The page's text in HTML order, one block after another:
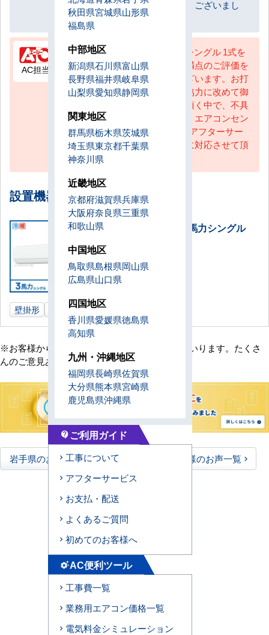
納得しております。ありがとうございまし
た。
AC担当
壁掛形 業務用エアコン 3馬力シングル 1式を
設置いたしました。この度は満点のご評価を
いただき、誠にありがとうございます。お打
合せ段階から、工事当日のご協力に改めて御
礼申し上げます。今後お使い頂く中で、不具
合や疑問等がございましたら、エアコンセン
ターACまでご連絡ください。アフターサー
ビスも万全の体制で迅速丁寧に対応させて頂
いております。
設置機器一覧
壁掛形 業務用エアコン 3馬力シングル
壁掛形 3馬力 岩手県
※お客様からの貴重なご意見は随時更新してまいります。たくさ
んのご意見ありがとうございました。
岩手県のお客様のお声一覧 全国のお客様のお声一覧
秋田県宮城県山形県
福島県
中部地区
新潟県石川県富山県
長野県福井県岐阜県
山梨県愛知県静岡県
関東地区
群馬県栃木県茨城県
埼玉県東京都千葉県
神奈川県
近畿地区
京都府滋賀県兵庫県
大阪府奈良県三重県
和歌山県
中国地区
鳥取県島根県岡山県
広島県山口県
四国地区
香川県愛媛県徳島県
高知県
九州・沖縄地区
福岡県長崎県佐賀県
大分県熊本県宮崎県
鹿児島県沖縄県
contact_support ご利用ガイド
工事について
アフターサービス
お支払・配送
よくあるご質問
初めてのお客様へ
settings_suggestAC便利ツール
工事費一覧
業務用エアコン価格一覧
電気料金シミュレーション